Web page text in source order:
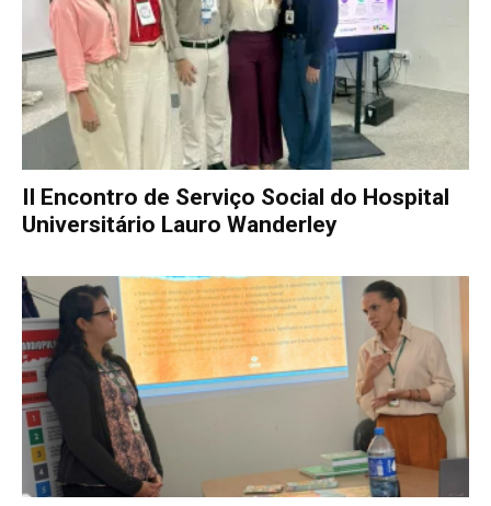
II Encontro de Serviço Social do Hospital
Universitário Lauro Wanderley